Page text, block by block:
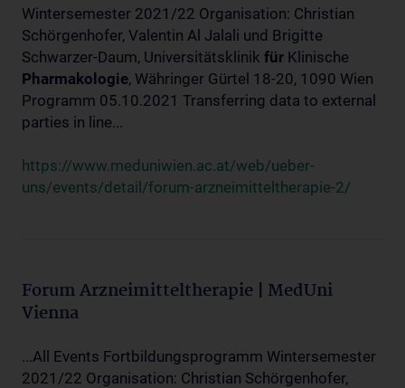
Wintersemester 2021/22 Organisation: Christian
Schörgenhofer, Valentin Al Jalali und Brigitte
Schwarzer-Daum, Universitätsklinik für Klinische
Pharmakologie, Währinger Gürtel 18-20, 1090 Wien
Programm 05.10.2021 Transferring data to external
parties in line...
https://www.meduniwien.ac.at/web/ueber-
uns/events/detail/forum-arzneimitteltherapie-2/
Forum Arzneimitteltherapie | MedUni
Vienna
...All Events Fortbildungsprogramm Wintersemester
2021/22 Organisation: Christian Schörgenhofer,